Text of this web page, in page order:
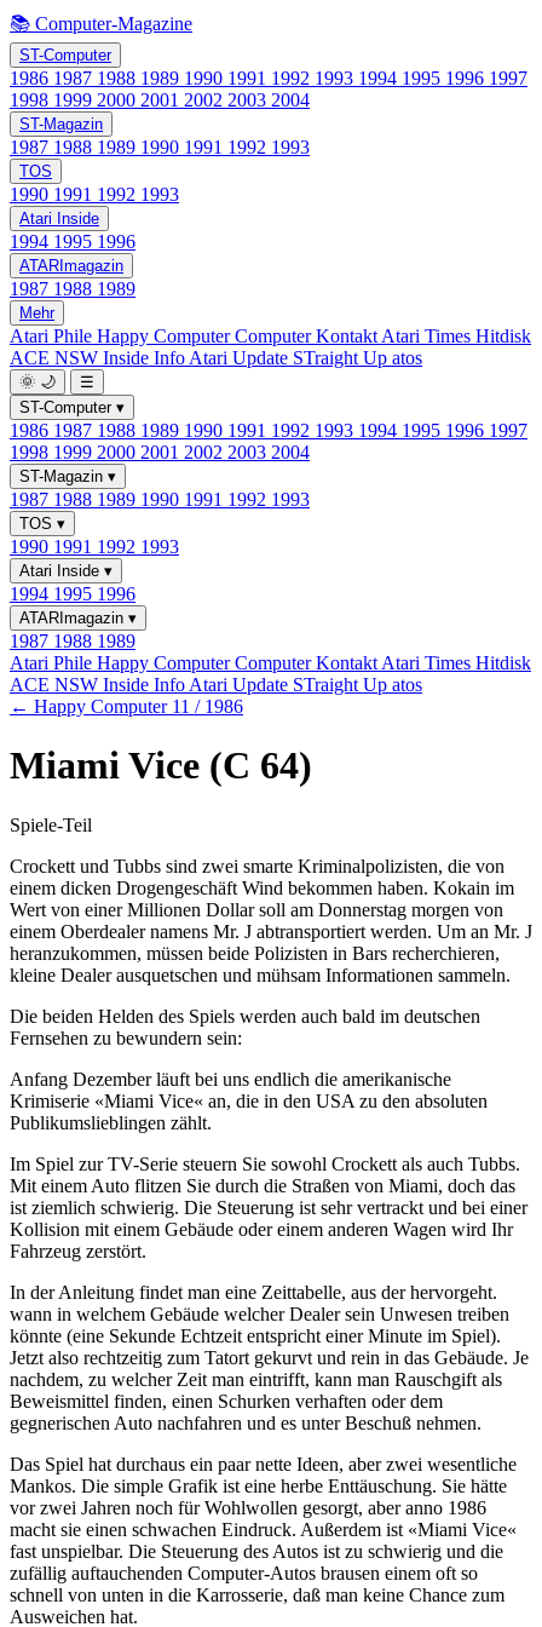
📚 Computer-Magazine
ST-Computer
1986 1987 1988 1989 1990 1991 1992 1993 1994 1995 1996 1997
1998 1999 2000 2001 2002 2003 2004
ST-Magazin
1987 1988 1989 1990 1991 1992 1993
TOS
1990 1991 1992 1993
Atari Inside
1994 1995 1996
ATARImagazin
1987 1988 1989
Mehr
Atari Phile Happy ComputerComputer Kontakt Atari Times Hitdisk
ACE NSW Inside Info Atari Update STraight Up atos
🌞 🌙
☰
ST-Computer ▾
1986 1987 1988 1989 1990 1991 1992 1993 1994 1995 1996 1997
1998 1999 2000 2001 2002 2003 2004
ST-Magazin ▾
1987 1988 1989 1990 1991 1992 1993
TOS ▾
1990 1991 1992 1993
Atari Inside ▾
1994 1995 1996
ATARImagazin ▾
1987 1988 1989
Atari Phile Happy ComputerComputer Kontakt Atari Times Hitdisk
ACE NSW Inside Info Atari Update STraight Up atos
← Happy Computer 11 / 1986
Miami Vice (C 64)
Spiele-Teil
Crockett und Tubbs sind zwei smarte Kriminalpolizisten, die von
einem dicken Drogengeschäft Wind bekommen haben. Kokain im
Wert von einer Millionen Dollar soll am Donnerstag morgen von
einem Oberdealer namens Mr. J abtransportiert werden. Um an Mr. J
heranzukommen, müssen beide Polizisten in Bars recherchieren,
kleine Dealer ausquetschen und mühsam Informationen sammeln.
Die beiden Helden des Spiels werden auch bald im deutschen
Fernsehen zu bewundern sein:
Anfang Dezember läuft bei uns endlich die amerikanische
Krimiserie «Miami Vice« an, die in den USA zu den absoluten
Publikumslieblingen zählt.
Im Spiel zur TV-Serie steuern Sie sowohl Crockett als auch Tubbs.
Mit einem Auto flitzen Sie durch die Straßen von Miami, doch das
ist ziemlich schwierig. Die Steuerung ist sehr vertrackt und bei einer
Kollision mit einem Gebäude oder einem anderen Wagen wird Ihr
Fahrzeug zerstört.
In der Anleitung findet man eine Zeittabelle, aus der hervorgeht.
wann in welchem Gebäude welcher Dealer sein Unwesen treiben
könnte (eine Sekunde Echtzeit entspricht einer Minute im Spiel).
Jetzt also rechtzeitig zum Tatort gekurvt und rein in das Gebäude. Je
nachdem, zu welcher Zeit man eintrifft, kann man Rauschgift als
Beweismittel finden, einen Schurken verhaften oder dem
gegnerischen Auto nachfahren und es unter Beschuß nehmen.
Das Spiel hat durchaus ein paar nette Ideen, aber zwei wesentliche
Mankos. Die simple Grafik ist eine herbe Enttäuschung. Sie hätte
vor zwei Jahren noch für Wohlwollen gesorgt, aber anno 1986
macht sie einen schwachen Eindruck. Außerdem ist «Miami Vice«
fast unspielbar. Die Steuerung des Autos ist zu schwierig und die
zufällig auftauchenden Computer-Autos brausen einem oft so
schnell von unten in die Karrosserie, daß man keine Chance zum
Ausweichen hat.